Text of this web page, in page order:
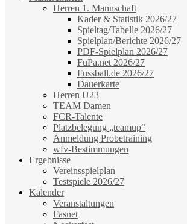
Herren 1. Mannschaft
Kader & Statistik 2026/27
Spieltag/Tabelle 2026/27
Spielplan/Berichte 2026/27
PDF-Spielplan 2026/27
FuPa.net 2026/27
Fussball.de 2026/27
Dauerkarte
Herren U23
TEAM Damen
FCR-Talente
Platzbelegung „teamup“
Anmeldung Probetraining
wfv-Bestimmungen
Ergebnisse
Vereinsspielplan
Testspiele 2026/27
Kalender
Veranstaltungen
Fasnet